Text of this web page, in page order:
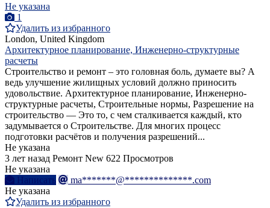
Не указана
1
Удалить из избранного
London, United Kingdom
Архитектурное планирование, Инженерно-структурные
расчеты
Строительство и ремонт – это головная боль, думаете вы? А
ведь улучшение жилищных условий должно приносить
удовольствие. Архитектурное планирование, Инженерно-
структурные расчеты, Строительные нормы, Разрешение на
строительство — Это то, с чем сталкивается каждый, кто
задумывается о Строительстве. Для многих процесс
подготовки расчётов и получения разрешений...
Не указана
3 лет назад Ремонт New 622 Просмотров
Не указана
Написать
ma*******@**************.com
Не указана
Удалить из избранного